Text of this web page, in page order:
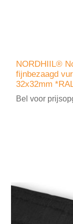
NORDHIIL®
fijnbezaagd
32x32mm
Bel voor